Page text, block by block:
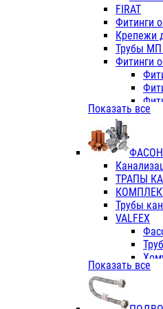
VALFEX
ПК
FIRAT
Фитинги
Крепежи
Трубы МП
Фитинги
TK
Показать все
ТРАПЫ
Трубы
VALFEX
ПВХ
Показать все